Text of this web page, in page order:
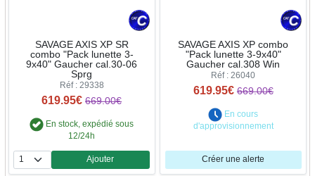
SAVAGE AXIS XP SR
combo "Pack lunette 3-
9x40" Gaucher cal.30-06
Sprg
Réf : 29338
619.95€ 669.00€
En stock, expédié sous
12/24h
Quantité
Ajouter
SAVAGE AXIS XP combo
"Pack lunette 3-9x40"
Gaucher cal.308 Win
Réf : 26040
619.95€ 669.00€
En cours
d'approvisionnement
Créer une alerte